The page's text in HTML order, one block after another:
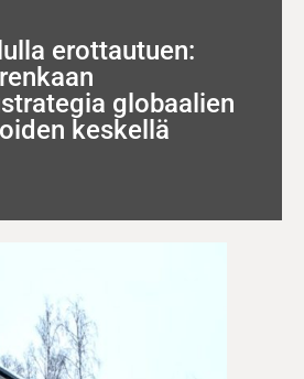
erottautuen:
globaalien
keskellä